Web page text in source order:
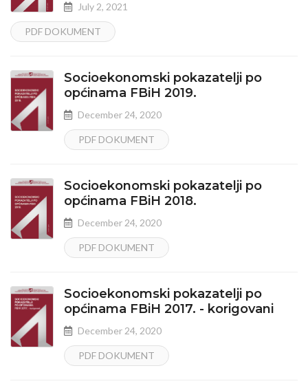
July 2, 2021
PDF DOKUMENT
Socioekonomski pokazatelji po
općinama FBiH 2019.
December 24, 2020
PDF DOKUMENT
Socioekonomski pokazatelji po
općinama FBiH 2018.
December 24, 2020
PDF DOKUMENT
Socioekonomski pokazatelji po
općinama FBiH 2017. - korigovani
December 24, 2020
PDF DOKUMENT